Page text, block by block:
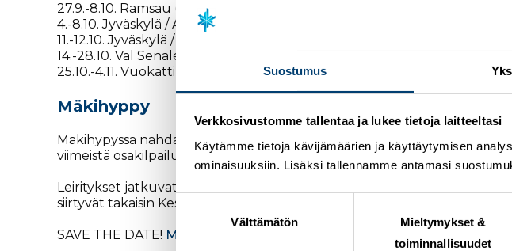
Suostumus
Verkkosivustomme tallentaa ja lukee tietoja laitteeltasi
Käytämme tietoja kävijämäärien ja käyttäytymisen
ominaisuuksiin. Lisäksi tallennamme antamasi
Suostumuksen
Välttämätön
Mieltymykset &
toiminnallisuudet
27.9.-8.10. Ramsau (AUT) / Milano Cortina 2026
4.-8.10. Jyväskylä / A-maajoukkue
11.-12.10. Jyväskylä / A-maajoukkue
14.-28.10. Val Senales (ITA) / A-maajoukkue
25.10.-4.11. Vuokatti / Milano Cortina 2026
Mäkihyppy
Mäkihypyssä nähdään vauhdikas kisaviikonloppu, kun suomalaisia
viimeistä osakilpailua Itävallassa, Continental Cupin kilpailu hypätään
Leiritykset jatkuvat maajoukkueiden osalta myös lokakuussa. Kuun
siirtyvät takaisin Keski-Eurooppaan.
SAVE THE DATE! Mäkihypyn kesä-SM-kisat